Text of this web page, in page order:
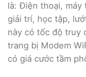
là: Điện thoại,
giải trí, học tập,
này có tốc độ truy
trang bị Modem
có giá cước tầm